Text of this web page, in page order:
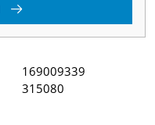
169009339
315080